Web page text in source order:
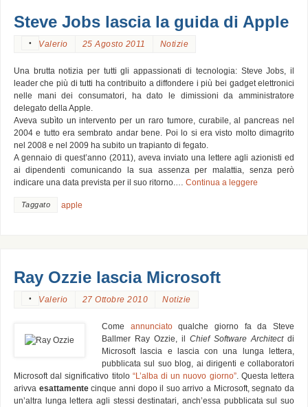
Steve Jobs lascia la guida di Apple
Valerio
• 25 Agosto 2011 Notizie
Una brutta notizia per tutti gli appassionati di tecnologia: Steve Jobs, il
leader che più di tutti ha contribuito a diffondere i più bei gadget elettronici
nelle mani dei consumatori, ha dato le dimissioni da amministratore
delegato della Apple.
Aveva subìto un intervento per un raro tumore, curabile, al pancreas nel
2004 e tutto era sembrato andar bene. Poi lo si era visto molto dimagrito
nel 2008 e nel 2009 ha subito un trapianto di fegato.
A gennaio di quest’anno (2011), aveva inviato una lettere agli azionisti ed
ai dipendenti comunicando la sua assenza per malattia, senza però
indicare una data prevista per il suo ritorno.… Continua a leggere
Taggato apple
Ray Ozzie lascia Microsoft
Valerio
• 27 Ottobre 2010 Notizie
Come annunciatoqualche giorno fa da Steve
Ballmer Ray Ozzie, ilChief Software Architectdi
Microsoft lascia e lascia con una lunga lettera,
pubblicata sul suo blog, ai dirigenti e collaboratori
Microsoft dal significativo titolo “L’alba di un nuovo giorno”. Questa lettera
arivva esattamentecinque anni dopo il suo arrivo a Microsoft, segnato da
un’altra lunga lettera agli stessi destinatari, anch’essa pubblicata sul suo